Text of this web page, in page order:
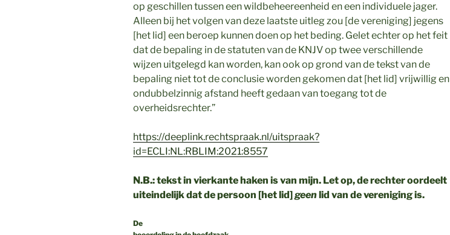
op geschillen tussen een wildbeheereenheid en een individuele jager.
Alleen bij het volgen van deze laatste uitleg zou [de vereniging] jegens
[het lid] een beroep kunnen doen op het beding. Gelet echter op het feit
dat de bepaling in de statuten van de KNJV op twee verschillende
wijzen uitgelegd kan worden, kan ook op grond van de tekst van de
bepaling niet tot de conclusie worden gekomen dat [het lid] vrijwillig en
ondubbelzinnig afstand heeft gedaan van toegang tot de
overheidsrechter.”
https://deeplink.rechtspraak.nl/uitspraak?
id=ECLI:NL:RBLIM:2021:8557
N.B.: tekst in vierkante haken is van mijn. Let op, de rechter oordeelt
uiteindelijk dat de persoon [het lid] geenlid van de vereniging is.
De